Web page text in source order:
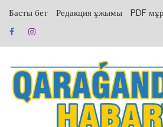
содержанию
Басты бет Редакция ұжымы PDF